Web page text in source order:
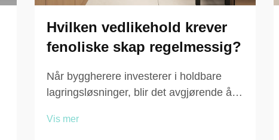
Hvilken vedlikehold krever
fenoliske skap regelmessig?
Når byggherere investerer i holdbare
lagringsløsninger, blir det avgjørende å
denne investeringen og sikre langsiktig
Vis mer